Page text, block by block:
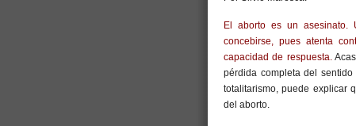
El aborto es un asesinato.
concebirse, pues atenta
capacidad de respuesta.
pérdida completa del
totalitarismo, puede explicar
del aborto.